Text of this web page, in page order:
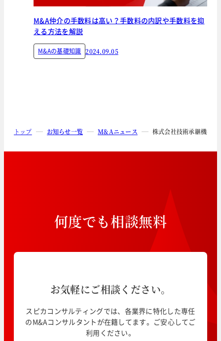
M&A仲介の手数料は高い？手数料の内訳や手数料を抑
える方法を解説
M&Aの基礎知識 2024.09.05
トップ お知らせ一覧 M&Aニュース 株式会社技術承継機構
何度でも相談無料
お気軽にご相談ください。
スピカコンサルティングでは、各業界に特化した専任
のM&Aコンサルタントが在籍してます。ご安心してご
利用ください。